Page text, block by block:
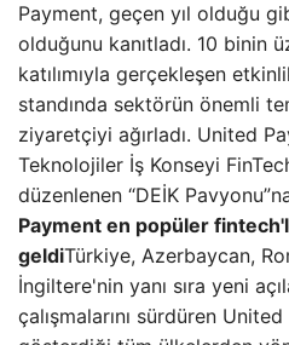
Payment, geçen yıl olduğu
olduğunu kanıtladı. 10 binin
katılımıyla gerçekleşen
standında sektörün önemli
ziyaretçiyi ağırladı. United
Teknolojiler İş Konseyi
düzenlenen “DEİK
Payment en popüler
geldiTürkiye, Azerbaycan,
İngiltere'nin yanı sıra yeni
çalışmalarını sürdüren